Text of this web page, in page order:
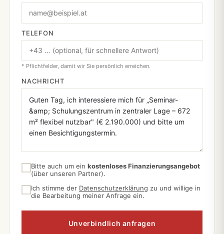
TELEFON
* Pflichtfelder, damit wir Sie persönlich erreichen.
NACHRICHT
Bitte auch um ein kostenloses Finanzierungsangebot
(über unseren Partner).
Ich stimme der Datenschutzerklärung zu und willige in
die Bearbeitung meiner Anfrage ein.
Unverbindlich anfragen